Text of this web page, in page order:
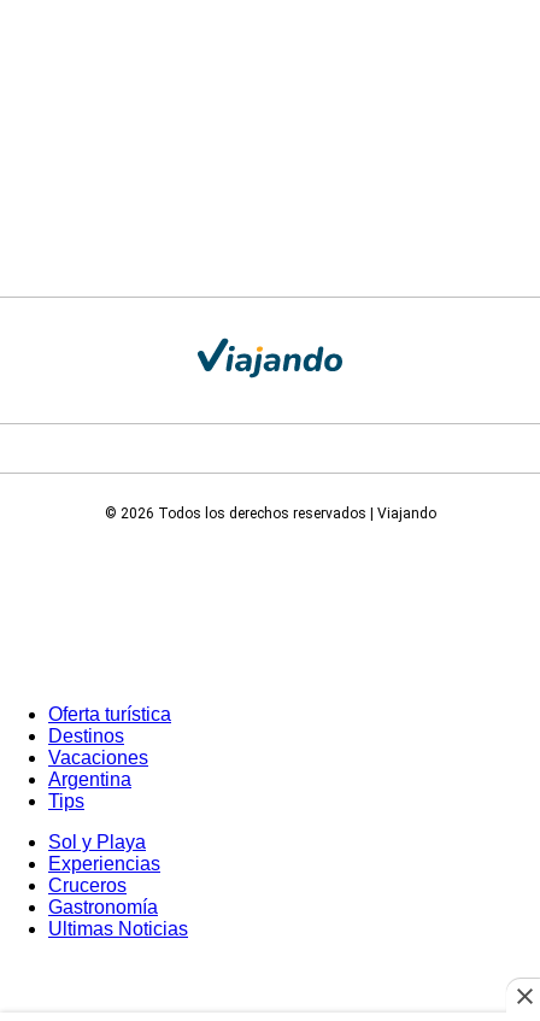
© 2026 Todos los derechos reservados | Viajando
Oferta turística
Destinos
Vacaciones
Argentina
Tips
Sol y Playa
Experiencias
Cruceros
Gastronomía
Ultimas Noticias